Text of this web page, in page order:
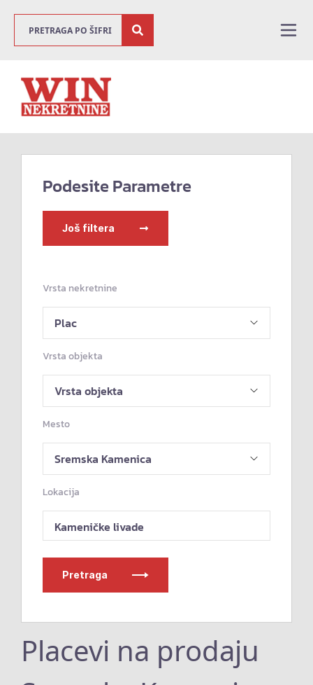
Podesite Parametre
Još filtera
Vrsta nekretnine
Vrsta objekta
Mesto
Lokacija
Kameničke livade
Pretraga
Placevi na prodaju